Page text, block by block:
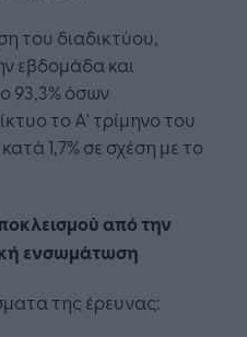
του διαδικτύου,
εβδομάδα και
93,3% όσων
το Α' τρίμηνο του
1,7% σε σχέση με το
από την
ενσωμάτωση
της έρευνας: